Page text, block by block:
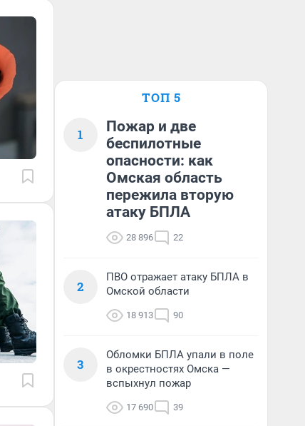
ТОП 5
1
Пожар и две
беспилотные
опасности: как
Омская область
пережила вторую
атаку БПЛА
28 896 22
2
ПВО отражает атаку БПЛА в
Омской области
18 913 90
3
Обломки БПЛА упали в поле
в окрестностях Омска —
вспыхнул пожар
17 690 39